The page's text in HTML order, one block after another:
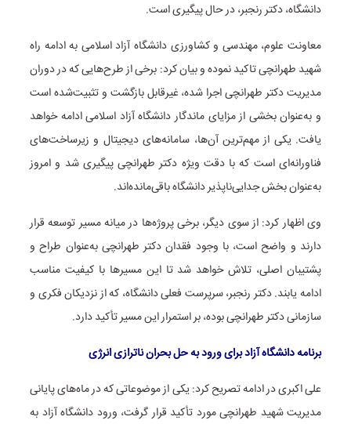
دانشگاه، دکتر رنجبر، در حال پیگیری است.
معاونت علوم، مهندسی و کشاورزی دانشگاه آزاد اسلامی به ادامه راه
شهید طهرانچی تاکید نموده و بیان کرد: برخی از طرح‌هایی که در دوران
مدیریت دکتر طهرانچی اجرا شده، غیرقابل بازگشت و تثبیت‌شده است
و به‌عنوان بخشی از مزایای ماندگار دانشگاه آزاد اسلامی ادامه خواهد
یافت. یکی از مهم‌ترین آن‌ها، سامانه‌های دیجیتال و زیرساخت‌های
فناورانه‌ای است که با دقت ویژه دکتر طهرانچی پیگیری شد و امروز
به‌عنوان بخش جدایی‌ناپذیر دانشگاه باقی‌مانده‌اند.
وی اظهار کرد: از سوی دیگر، برخی پروژه‌ها در میانه مسیر توسعه قرار
دارند و واضح است، با وجود فقدان دکتر طهرانچی به‌عنوان طراح و
پشتیبان اصلی، تلاش خواهد شد تا این مسیرها با کیفیت مناسب
ادامه یابند. دکتر رنجبر، سرپرست فعلی دانشگاه، که از نزدیکان فکری و
سازمانی دکتر طهرانچی بوده، بر استمرار این مسیر تأکید دارد.
برنامه دانشگاه آزاد برای ورود به حل بحران ناترازی انرژی
علی اکبری در ادامه تصریح کرد: یکی از موضوعاتی که در ماه‌های پایانی
مدیریت شهید طهرانچی مورد تأکید قرار گرفت، ورود دانشگاه آزاد به